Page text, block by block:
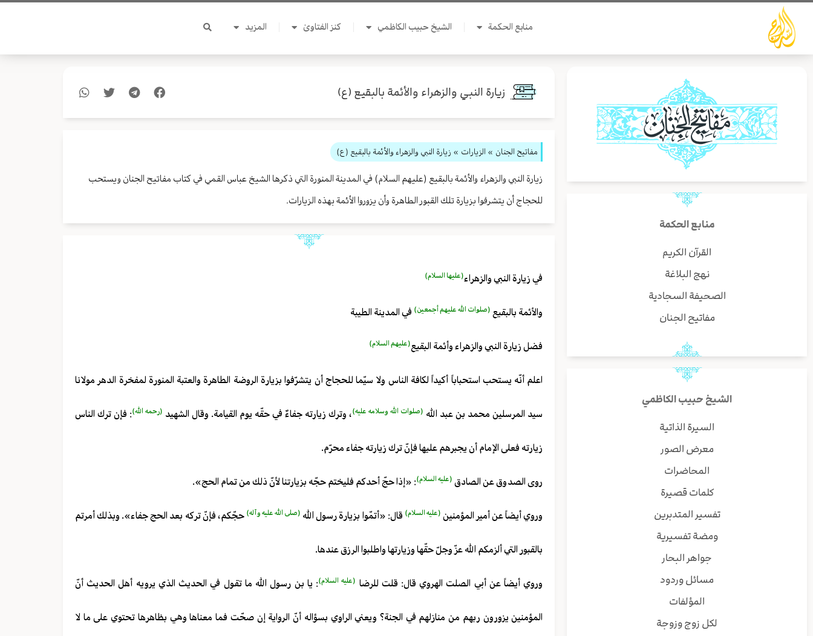
تخطي
المحتوى
منابع الحكمة الشيخ حبيب الكاظمي كنز الفتاوىٰ المزيد
منابع الحكمة
القرآن الكريم
نهج البلاغة
الصحيفة السجادية
مفاتيح الجنان
الشيخ حبيب الكاظمي
السيرة الذاتية
معرض الصور
المحاضرات
كلمات قصيرة
تفسير المتدبرين
ومضة تفسيرية
جواهر البحار
مسائل وردود
المؤلفات
لكل زوج وزوجة
زيارة النبي والزهراء والأئمة بالبقيع (ع)
مفاتيح الجنان » الزيارات » زيارة النبي والزهراء والأئمة بالبقيع (ع)
زيارة النبي والزهراء والأئمة بالبقيع (عليهم السلام) في المدينة المنورة التي ذكرها الشيخ عباس القمي في كتاب مفاتيح الجنان ويستحب
للحجاج أن يتشرفوا بزيارة تلك القبور الطاهرة وأن يزوروا الأئمة بهذه الزيارات.
في زيارة النبي والزهراء(عليها السلام)
والأئمة بالبقيع (صلوات الله عليهم أجمعين) في المدينة الطيبة
فضل زيارة النبي والزهراء وأئمة البقيع(عليهم السلام)
اعلم أنّه يستحب استحباباً أكيداً لكافة الناس ولا سيّما للحجاج أن يتشرّفوا بزيارة الروضة الطاهرة والعتبة المنورة لمفخرة الدهر مولانا
سيد المرسلين محمد بن عبد الله (صلوات الله وسلامه عليه)، وترك زيارته جفاءٌ في حقّه يوم القيامة. وقال الشهيد (رحمه الله): فإن ترك الناس
زيارته فعلى الإمام أن يجبرهم عليها فإنّ ترك زيارته جفاء محرّم.
روى الصدوق عن الصادق (عليه السلام): «إذا حجّ أحدكم فليختم حجّه بزيارتنا لأنّ ذلك من تمام الحج».
وروي أيضاً عن أمير المؤمنين (عليه السلام) قال: «أتمّوا بزيارة رسول الله (صلى الله عليه وآله) حجّكم، فإنّ تركه بعد الحج جفاء». وبذلك أمرتم
بالقبور التي ألزمكم الله عزّ وجلّ حقّها وزيارتها واطلبوا الرزق عندها.
وروي أيضاً عن أبي الصلت الهروي قال: قلت للرضا (عليه السلام): يا بن رسول الله ما تقول في الحديث الذي يرويه أهل الحديث أنّ
المؤمنين يزورون ربهم من منازلهم في الجنة؟ ويعني الراوي بسؤاله أنّ الرواية إن صحّت فما معناها وهي بظاهرها تحتوي على ما لا